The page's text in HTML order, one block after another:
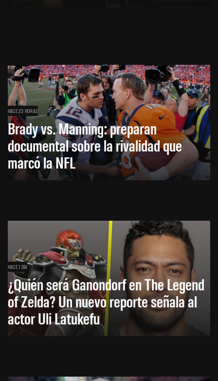
HACE 23 HORAS
Brady vs. Manning: preparan
documental sobre la rivalidad que
marcó la NFL
HACE 1 DÍA
¿Quién será Ganondorf en The Legend
of Zelda? Un nuevo reporte señala al
actor Uli Latukefu